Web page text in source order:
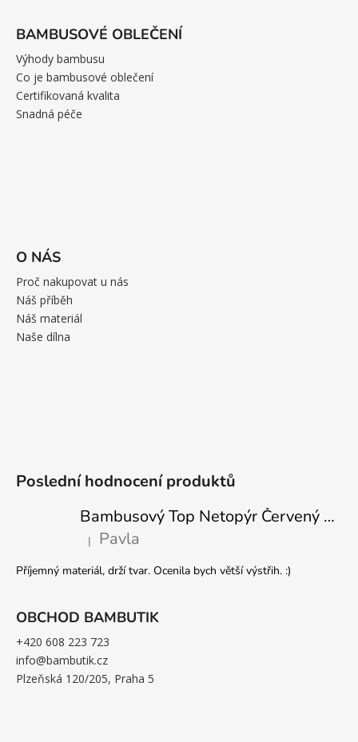
BAMBUSOVÉ OBLEČENÍ
Výhody bambusu
Co je bambusové oblečení
Certifikovaná kvalita
Snadná péče
O NÁS
Proč nakupovat u nás
Náš příběh
Náš materiál
Naše dílna
Poslední hodnocení produktů
Bambusový Top Netopýr Červený 3/4 Rukáv Volný Střih Dámský
Hodnocení produktu je 5 z 5 hvězdiček.
| Pavla
Příjemný materiál, drží tvar. Ocenila bych větší výstřih. :)
OBCHOD BAMBUTIK
+420 608 223 723
info@bambutik.cz
Plzeňská 120/205, Praha 5